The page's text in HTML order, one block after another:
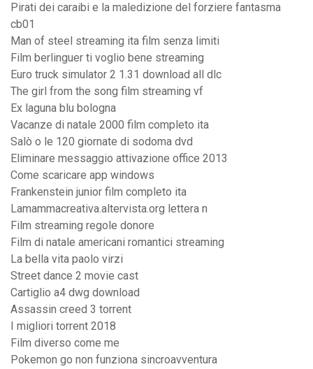
Pirati dei caraibi e la maledizione del forziere fantasma
cb01
Man of steel streaming ita film senza limiti
Film berlinguer ti voglio bene streaming
Euro truck simulator 2 1.31 download all dlc
The girl from the song film streaming vf
Ex laguna blu bologna
Vacanze di natale 2000 film completo ita
Salò o le 120 giornate di sodoma dvd
Eliminare messaggio attivazione office 2013
Come scaricare app windows
Frankenstein junior film completo ita
Lamammacreativa.altervista.org lettera n
Film streaming regole donore
Film di natale americani romantici streaming
La bella vita paolo virzi
Street dance 2 movie cast
Cartiglio a4 dwg download
Assassin creed 3 torrent
I migliori torrent 2018
Film diverso come me
Pokemon go non funziona sincroavventura